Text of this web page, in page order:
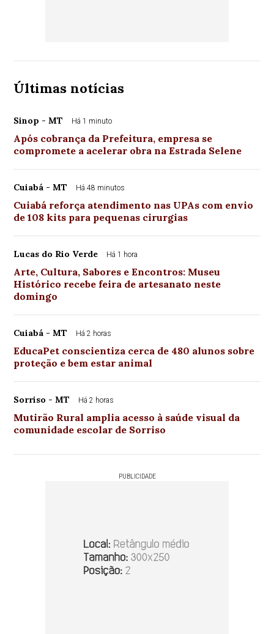
Últimas notícias
Sinop - MT Há 1 minuto
Após cobrança da Prefeitura, empresa se
compromete a acelerar obra na Estrada Selene
Cuiabá - MT Há 48 minutos
Cuiabá reforça atendimento nas UPAs com envio
de 108 kits para pequenas cirurgias
Lucas do Rio Verde Há 1 hora
Arte, Cultura, Sabores e Encontros: Museu
Histórico recebe feira de artesanato neste
domingo
Cuiabá - MT Há 2 horas
EducaPet conscientiza cerca de 480 alunos sobre
proteção e bem estar animal
Sorriso - MT Há 2 horas
Mutirão Rural amplia acesso à saúde visual da
comunidade escolar de Sorriso
PUBLICIDADE